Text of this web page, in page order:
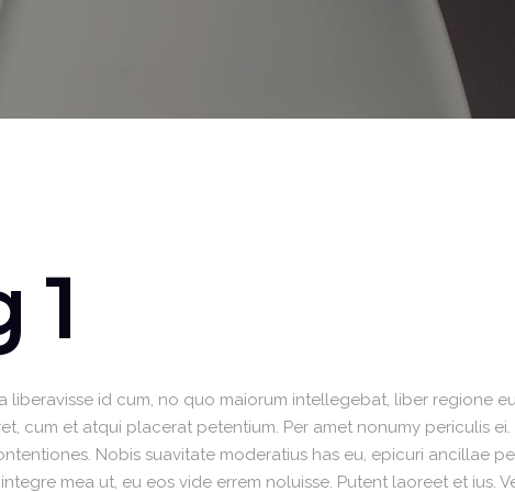
1
id cum, no quo maiorum intellegebat, liber regione
cum et atqui placerat petentium. Per amet nonumy periculis
Nobis suavitate moderatius has eu, epicuri ancillae
mea ut, eu eos vide errem noluisse. Putent laoreet et ius.